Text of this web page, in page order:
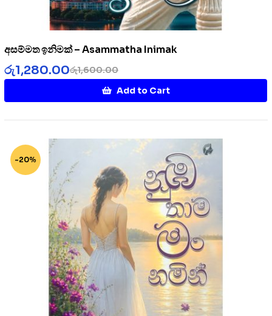
අසම්මත ඉනිමක් – Asammatha Inimak
රු1,600.00
රු1,280.00
Add to Cart
-20%